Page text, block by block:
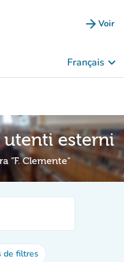
arrow_forward Voir
Français keyboard_arrow_down
utenti esterni
"F. Clemente"
de filtres